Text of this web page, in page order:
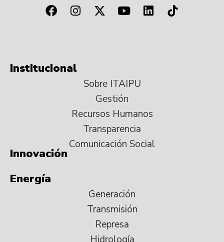
Institucional
Sobre ITAIPU
Gestión
Recursos Humanos
Transparencia
Comunicación Social
Innovación
Energía
Generación
Transmisión
Represa
Hidrología